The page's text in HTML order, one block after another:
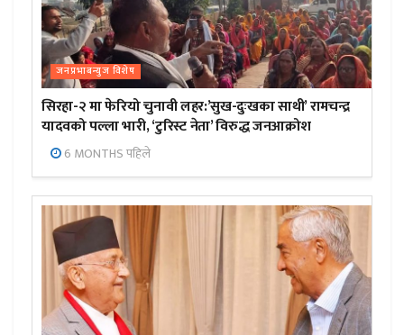
जनप्रभाबन्युज विशेष
सिरहा-२ मा फेरियो चुनावी लहर:’सुख-दुःखका साथी’ रामचन्द्र
यादवको पल्ला भारी, ‘टुरिस्ट नेता’ विरुद्ध जनआक्रोश
6 MONTHS पहिले